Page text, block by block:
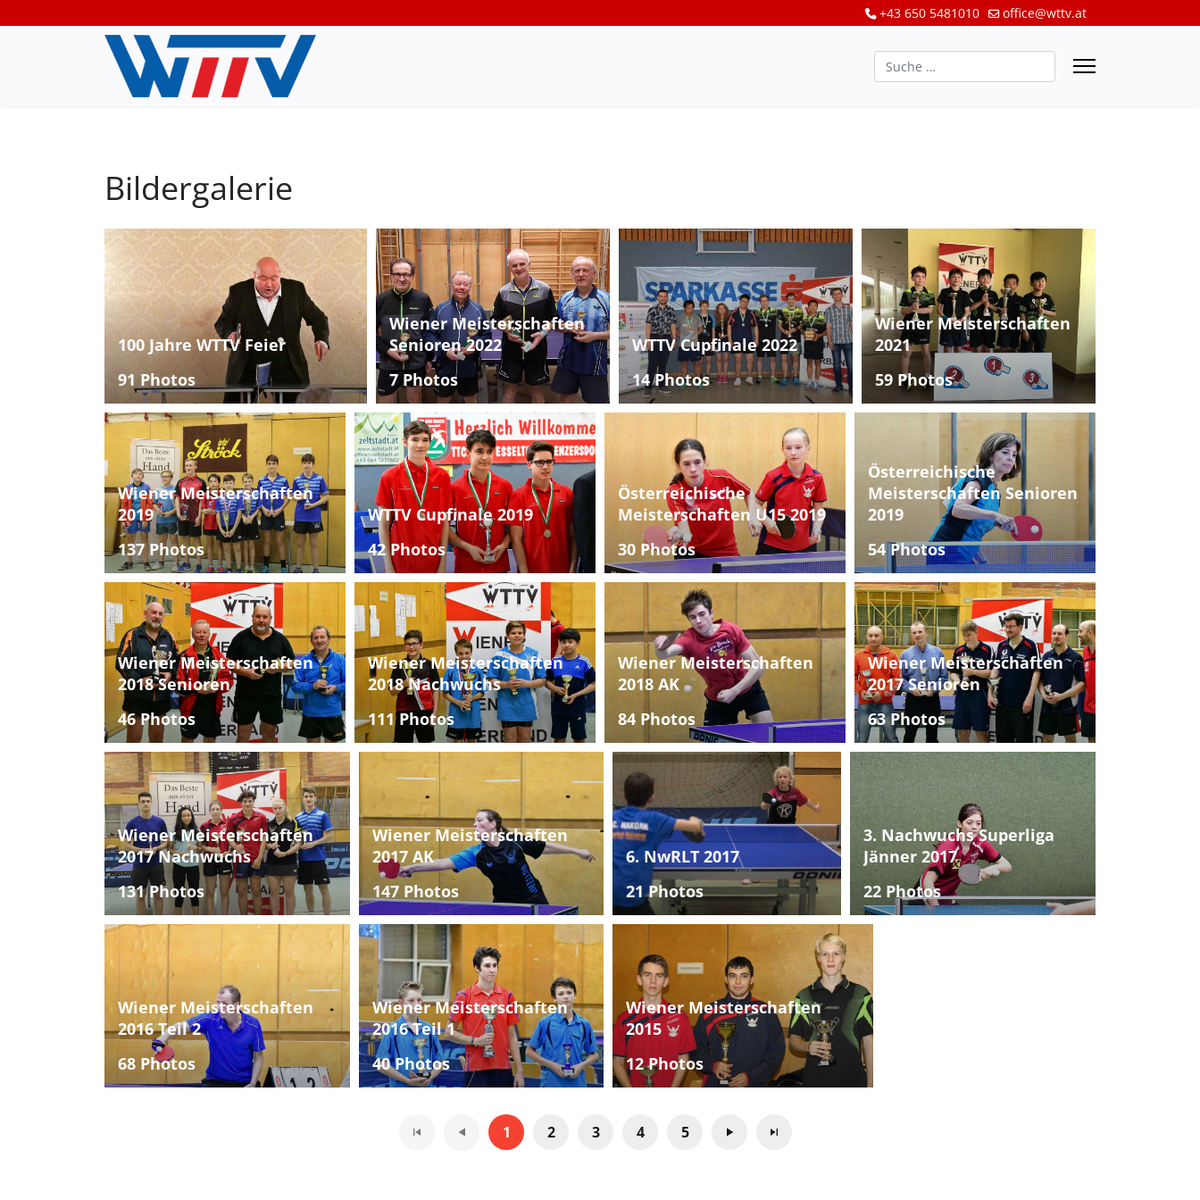
+43 650 5481010 office@wttv.at
Suchen
Bildergalerie
100 Jahre WTTV Feier
91 Photos
Wiener Meisterschaften
Senioren 2022
7 Photos
WTTV Cupfinale 2022
14 Photos
Wiener Meisterschaften
2021
59 Photos
Wiener Meisterschaften
2019
137 Photos
WTTV Cupfinale 2019
42 Photos
Österreichische
Meisterschaften U15 2019
30 Photos
Österreichische
Meisterschaften Senioren
2019
54 Photos
Wiener Meisterschaften
2018 Senioren
46 Photos
Wiener Meisterschaften
2018 Nachwuchs
111 Photos
Wiener Meisterschaften
2018 AK
84 Photos
Wiener Meisterschaften
2017 Senioren
63 Photos
Wiener Meisterschaften
2017 Nachwuchs
131 Photos
Wiener Meisterschaften
2017 AK
147 Photos
6. NwRLT 2017
21 Photos
3. Nachwuchs Superliga
Jänner 2017
22 Photos
Wiener Meisterschaften
2016 Teil 2
68 Photos
Wiener Meisterschaften
2016 Teil 1
40 Photos
Wiener Meisterschaften
2015
12 Photos
1 2 3 4 5